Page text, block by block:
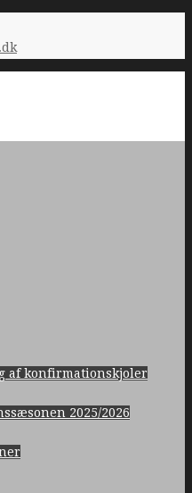
af konfirmationskjoler
2025/2026